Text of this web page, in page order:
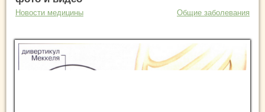
Новости медицины Общие заболевания